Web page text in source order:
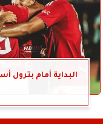
البداية أمام بترول